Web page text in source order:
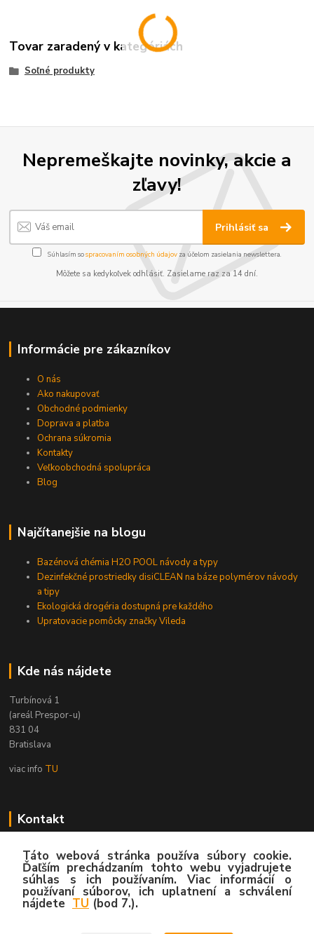
Tovar zaradený v kategóriách
Soľné produkty
Nepremeškajte novinky, akcie a
zľavy!
Prihlásiť sa
Súhlasím sospracovaním osobných údajov za účelom zasielania newslettera.
Môžete sa kedykoľvek odhlásiť. Zasielame raz za 14 dní.
Informácie pre zákazníkov
O nás
Ako nakupovať
Obchodné podmienky
Doprava a platba
Ochrana súkromia
Kontakty
Veľkoobchodná spolupráca
Blog
Najčítanejšie na blogu
Bazénová chémia H2O POOL návody a typy
Dezinfekčné prostriedky disiCLEAN na báze polymérov návody
a tipy
Ekologická drogéria dostupná pre každého
Upratovacie pomôcky značky Vileda
Kde nás nájdete
Turbínová 1
(areál Prespor-u)
831 04
Bratislava
viac info TU
Kontakt
Zákaznícka podpora
02/4445 8762
(Po-Pia, 8:00-15:30 hod.)
info@hygy.sk
Táto webová stránka používa súbory cookie.
Ďaľším prechádzaním tohto webu vyjadrujete
súhlas s ich používaním. Viac informácií o
používaní súborov, ich uplatnení a schválení
nájdete TU (bod 7.).